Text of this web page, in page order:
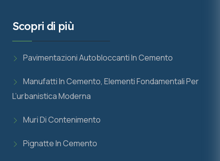
Scopri di più
Pavimentazioni Autobloccanti In Cemento
Manufatti In Cemento, Elementi Fondamentali Per
L’urbanistica Moderna
Muri Di Contenimento
Pignatte In Cemento